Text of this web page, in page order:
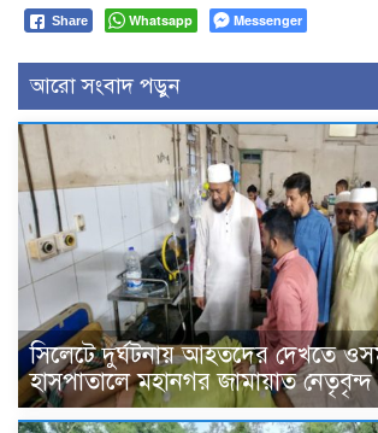
Share Whatsapp Messenger
আরো সংবাদ পড়ুন
সিলেটে দুর্ঘটনায় আহতদের দেখতে
হাসপাতালে মহানগর জামায়াত নেতৃবৃন্দ